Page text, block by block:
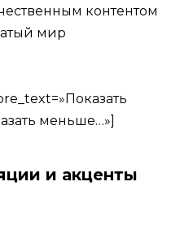
контентом
мир
меньше…»]
и акценты